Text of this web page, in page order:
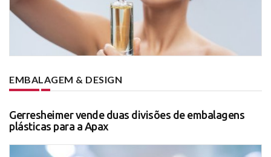
EMBALAGEM & DESIGN
Gerresheimer vende duas divisões de embalagens
plásticas para a Apax